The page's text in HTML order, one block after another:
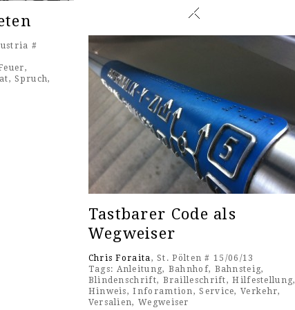
#
,
,Spruch,
Tastbarer Code als
Wegweiser
Chris Foraita, St. Pölten # 15/06/13
Tags: Anleitung, Bahnhof, Bahnsteig,
Blindenschrift, Brailleschrift,Hilfestellung,
Hinweis,Inforamtion,Service,Verkehr,
Versalien, Wegweiser